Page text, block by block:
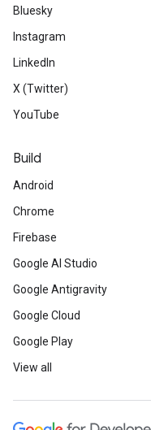
Bluesky
Instagram
LinkedIn
X (Twitter)
YouTube
Build
Android
Chrome
Firebase
Google AI Studio
Google Antigravity
Google Cloud
Google Play
View all